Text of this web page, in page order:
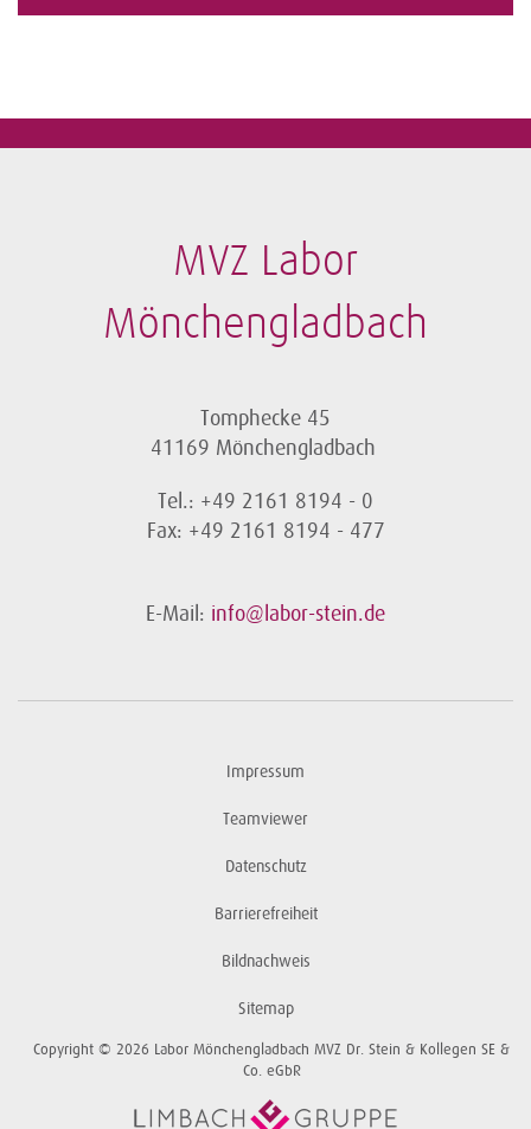
MVZ Labor
Mönchengladbach
Tomphecke 45
41169 Mönchengladbach
Tel.: +49 2161 8194 - 0
Fax: +49 2161 8194 - 477
E-Mail: info@labor-stein.de
Impressum
Teamviewer
Datenschutz
Barrierefreiheit
Bildnachweis
Sitemap
Copyright © 2026 Labor Mönchengladbach MVZ Dr. Stein & Kollegen SE &
Co. eGbR